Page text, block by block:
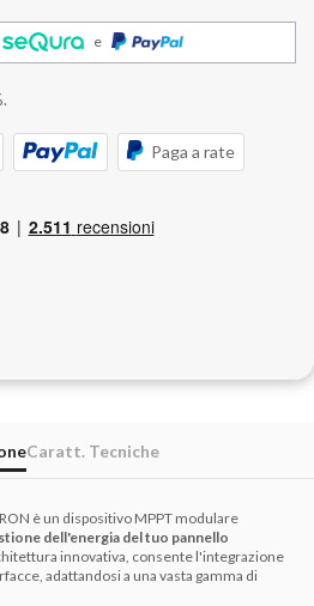
e
Paga a rate
Caratt. Tecniche
è un dispositivo MPPT modulare
dell'energia del tuo pannello
innovativa, consente l'integrazione
adattandosi a una vasta gamma di